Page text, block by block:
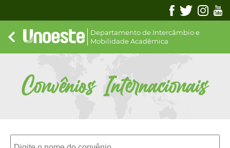
Departamento de Intercâmbio e
Mobilidade Acadêmica
Convênios Internacionais